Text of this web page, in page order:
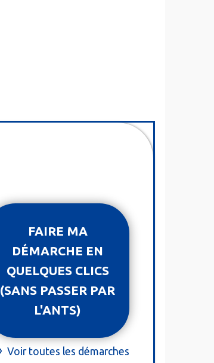
FAIRE MA
DÉMARCHE EN
QUELQUES CLICS
(SANS PASSER PAR
L'ANTS)
Voir toutes les démarches